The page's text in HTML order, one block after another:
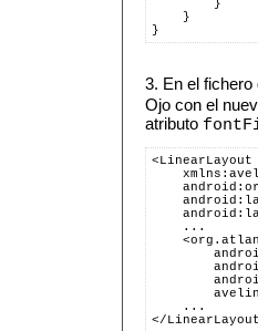
        }
    }
}
3. En el
Ojo con el
atributo
    ...
    ...
</